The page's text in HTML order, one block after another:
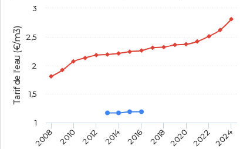
Tarif de l'eau (€/m3)
2008 2010 2012 2014 2016 2018 2020 2022 2024
1
1,5
2
2,5
3